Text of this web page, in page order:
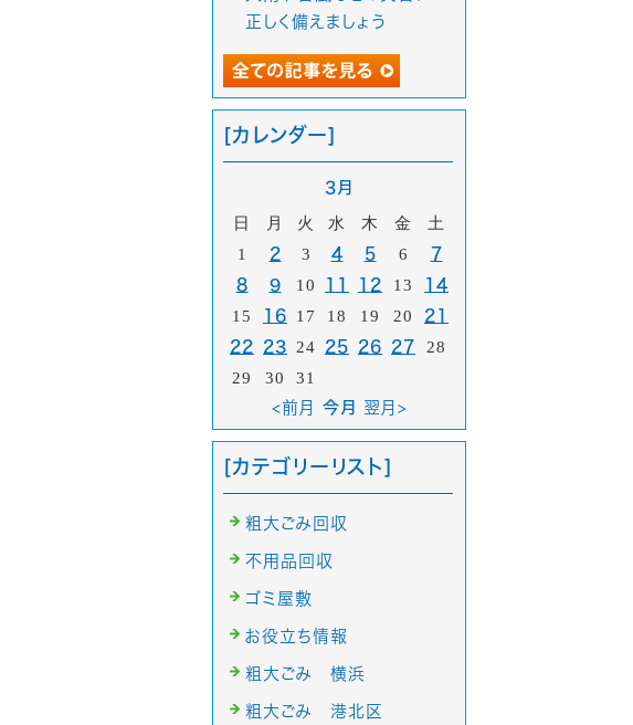
正しく備えましょう
[カレンダー]
3月
日 月 火 水 木 金
土
1
2 3 4 5 6
7
8
9 10 11 12 13 14
15 16 17 18 19 20
21
22
23 24 25 26 27
28
29
30 31
<前月 今月 翌月>
[カテゴリーリスト]
粗大ごみ回収
不用品回収
ゴミ屋敷
お役立ち情報
粗大ごみ 横浜
粗大ごみ 港北区